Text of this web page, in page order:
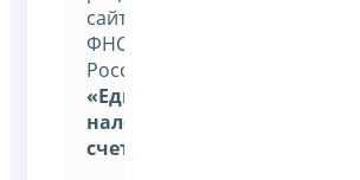
сайта
ФНС
России
«Единый
налоговый
счет»